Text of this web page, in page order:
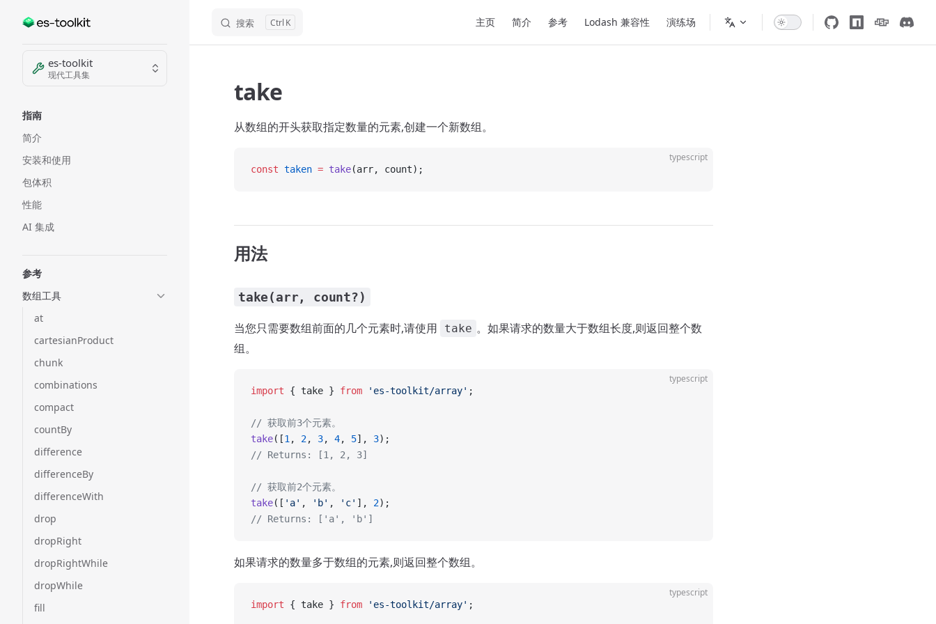
Skip to content 搜索 K 主页 简介 参考 Lodash 兼容性 演练场
Sidebar Navigation
es-toolkit
现代工具集
指南
简介
安装和使用
包体积
性能
AI 集成
参考
数组工具
at
cartesianProduct
chunk
combinations
compact
countBy
difference
differenceBy
differenceWith
drop
dropRight
dropRightWhile
dropWhile
fill
take
从数组的开头获取指定数量的元素,创建一个新数组。
typescript
const taken = take(arr, count);
用法
take(arr, count?)
当您只需要数组前面的几个元素时,请使用 take 。如果请求的数量大于数组长度,则返回整个数
组。
typescript
import { take } from 'es-toolkit/array' ;
// 获取前3个元素。
take([1 , 2, 3, 4, 5], 3);
// Returns: [1, 2, 3]
// 获取前2个元素。
take([ 'a' , 'b' , 'c' ], 2);
// Returns: ['a', 'b']
如果请求的数量多于数组的元素,则返回整个数组。
typescript
import { take } from 'es-toolkit/array' ;